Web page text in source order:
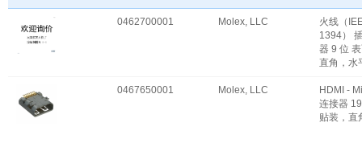
0462700001 Molex, LLC
火线（
1394）
器 9 位
直角，水
0467650001 Molex, LLC
HDMI -
连接器
贴装，直